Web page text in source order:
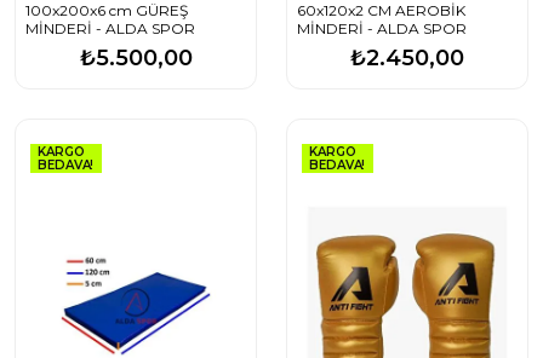
100x200x6 cm GÜREŞ
MİNDERİ - ALDA SPOR
₺5.500,00
60x120x2 CM AEROBİK
MİNDERİ - ALDA SPOR
₺2.450,00
KARGO
BEDAVA!
KARGO
BEDAVA!